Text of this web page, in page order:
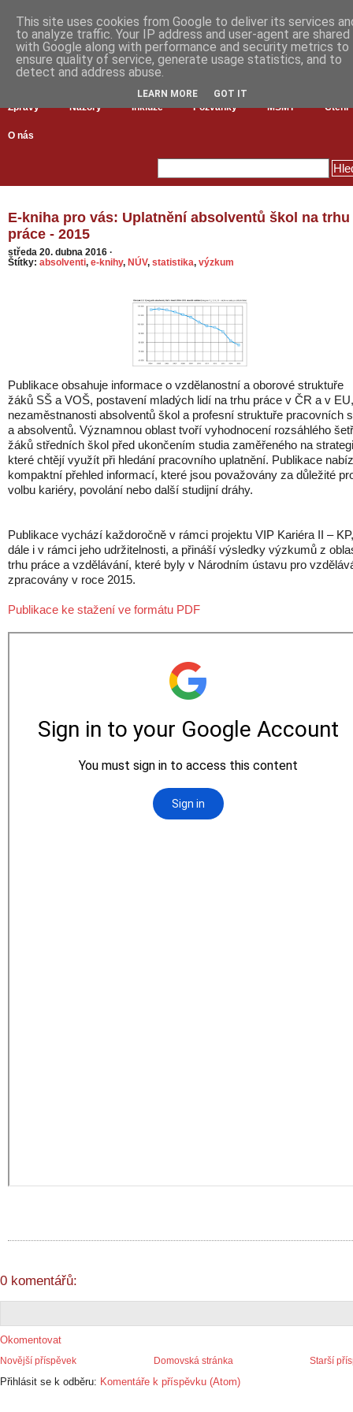
Zprávy Názory Inkluze Pozvánky MŠMT Čtení
O nás
E-kniha pro vás: Uplatnění absolventů škol na trhu
práce - 2015
středa 20. dubna 2016 ·
Štítky: absolventi, e-knihy, NÚV, statistika, výzkum
Publikace obsahuje informace o vzdělanostní a oborové struktuře
žáků SŠ a VOŠ, postavení mladých lidí na trhu práce v ČR a v EU,
nezaměstnanosti absolventů škol a profesní struktuře pracovních
a absolventů. Významnou oblast tvoří vyhodnocení rozsáhlého
žáků středních škol před ukončením studia zaměřeného na
které chtějí využít při hledání pracovního uplatnění. Publikace
kompaktní přehled informací, které jsou považovány za důležité
volbu kariéry, povolání nebo další studijní dráhy.
Publikace vychází každoročně v rámci projektu VIP Kariéra II – KP,
dále i v rámci jeho udržitelnosti, a přináší výsledky výzkumů z
trhu práce a vzdělávání, které byly v Národním ústavu pro
zpracovány v roce 2015.
Publikace ke stažení ve formátu PDF
0 komentářů:
Okomentovat
Novější příspěvek Starší
Domovská stránka
Přihlásit se k odběru: Komentáře k příspěvku (Atom)
This site uses cookies from Google to deliver its services
to analyze traffic. Your IP address and user-agent are shared
with Google along with performance and security metrics to
ensure quality of service, generate usage statistics, and to
detect and address abuse.
LEARN MORE GOT IT